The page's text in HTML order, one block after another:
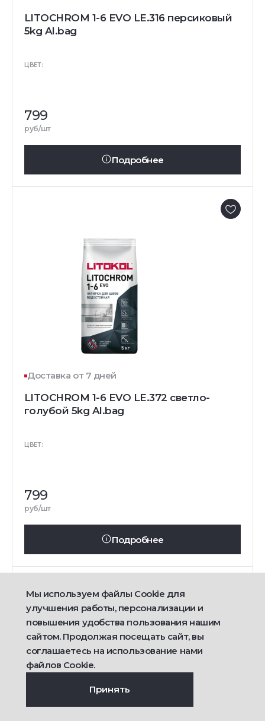
LITOCHROM 1-6 EVO LE.316 персиковый
5kg Al.bag
ЦВЕТ:
799
руб/шт
Подробнее
Доставка от 7 дней
LITOCHROM 1-6 EVO LE.372 светло-
голубой 5kg Al.bag
ЦВЕТ:
799
руб/шт
Подробнее
Мы используем файлы Cookie для
улучшения работы, персонализации и
повышения удобства пользования нашим
сайтом. Продолжая посещать сайт, вы
соглашаетесь на использование нами
файлов Cookie.
Принять